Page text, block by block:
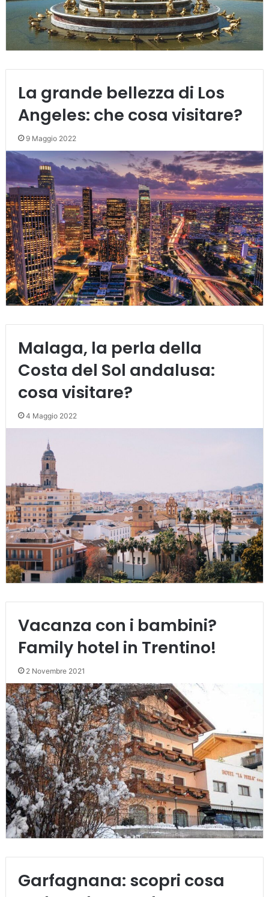
La grande bellezza di Los
Angeles: che cosa visitare?
9 Maggio 2022
Malaga, la perla della
Costa del Sol andalusa:
cosa visitare?
4 Maggio 2022
Vacanza con i bambini?
Family hotel in Trentino!
2 Novembre 2021
Garfagnana: scopri cosa